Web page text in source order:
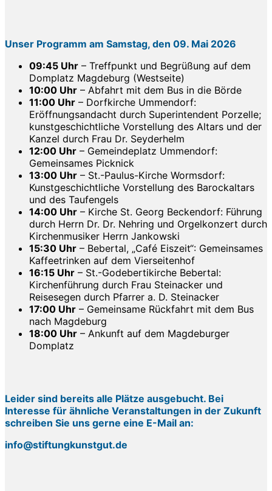
Unser Programm am Samstag, den 09. Mai 2026
09:45 Uhr – Treffpunkt und Begrüßung auf dem
Domplatz Magdeburg (Westseite)
10:00 Uhr – Abfahrt mit dem Bus in die Börde
11:00 Uhr – Dorfkirche Ummendorf:
Eröffnungsandacht durch Superintendent Porzelle;
kunstgeschichtliche Vorstellung des Altars und der
Kanzel durch Frau Dr. Seyderhelm
12:00 Uhr – Gemeindeplatz Ummendorf:
Gemeinsames Picknick
13:00 Uhr – St.-Paulus-Kirche Wormsdorf:
Kunstgeschichtliche Vorstellung des Barockaltars
und des Taufengels
14:00 Uhr – Kirche St. Georg Beckendorf: Führung
durch Herrn Dr. Dr. Nehring und Orgelkonzert durch
Kirchenmusiker Herrn Jankowski
15:30 Uhr – Bebertal, „Café Eiszeit“: Gemeinsames
Kaffeetrinken auf dem Vierseitenhof
16:15 Uhr – St.-Godebertikirche Bebertal:
Kirchenführung durch Frau Steinacker und
Reisesegen durch Pfarrer a. D. Steinacker
17:00 Uhr – Gemeinsame Rückfahrt mit dem Bus
nach Magdeburg
18:00 Uhr – Ankunft auf dem Magdeburger
Domplatz
Leider sind bereits alle Plätze ausgebucht. Bei
Interesse für ähnliche Veranstaltungen in der Zukunft
schreiben Sie uns gerne eine E-Mail an:
info@stiftungkunstgut.de